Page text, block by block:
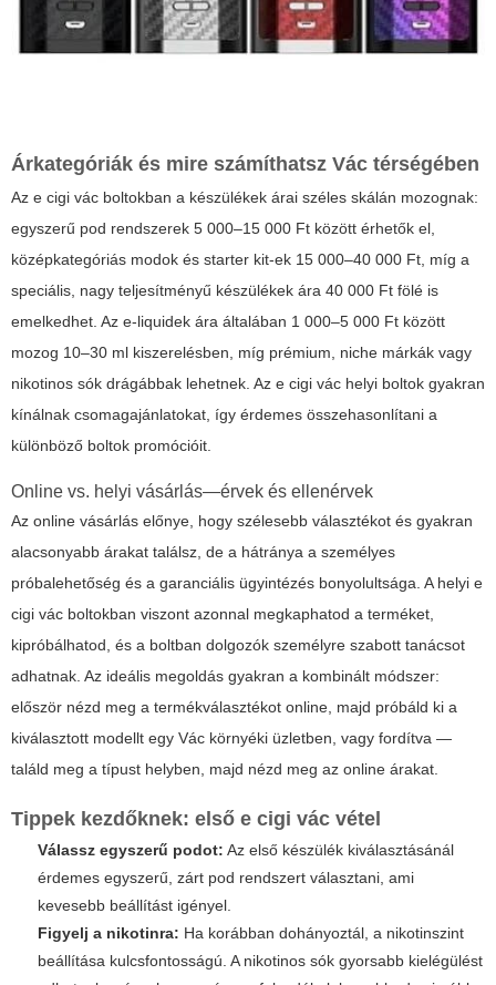
Árkategóriák és mire számíthatsz Vác térségében
Az e cigi vác boltokban a készülékek árai széles skálán mozognak:
egyszerű pod rendszerek 5 000–15 000 Ft között érhetők el,
középkategóriás modok és starter kit-ek 15 000–40 000 Ft, míg a
speciális, nagy teljesítményű készülékek ára 40 000 Ft fölé is
emelkedhet. Az e-liquidek ára általában 1 000–5 000 Ft között
mozog 10–30 ml kiszerelésben, míg prémium, niche márkák vagy
nikotinos sók drágábbak lehetnek. Az e cigi vác helyi boltok gyakran
kínálnak csomagajánlatokat, így érdemes összehasonlítani a
különböző boltok promócióit.
Online vs. helyi vásárlás—érvek és ellenérvek
Az online vásárlás előnye, hogy szélesebb választékot és gyakran
alacsonyabb árakat találsz, de a hátránya a személyes
próbalehetőség és a garanciális ügyintézés bonyolultsága. A helyi e
cigi vác boltokban viszont azonnal megkaphatod a terméket,
kipróbálhatod, és a boltban dolgozók személyre szabott tanácsot
adhatnak. Az ideális megoldás gyakran a kombinált módszer:
először nézd meg a termékválasztékot online, majd próbáld ki a
kiválasztott modellt egy Vác környéki üzletben, vagy fordítva —
találd meg a típust helyben, majd nézd meg az online árakat.
Tippek kezdőknek: első e cigi vác vétel
Válassz egyszerű podot: Az első készülék kiválasztásánál
érdemes egyszerű, zárt pod rendszert választani, ami
kevesebb beállítást igényel.
Figyelj a nikotinra: Ha korábban dohányoztál, a nikotinszint
beállítása kulcsfontosságú. A nikotinos sók gyorsabb kielégülést